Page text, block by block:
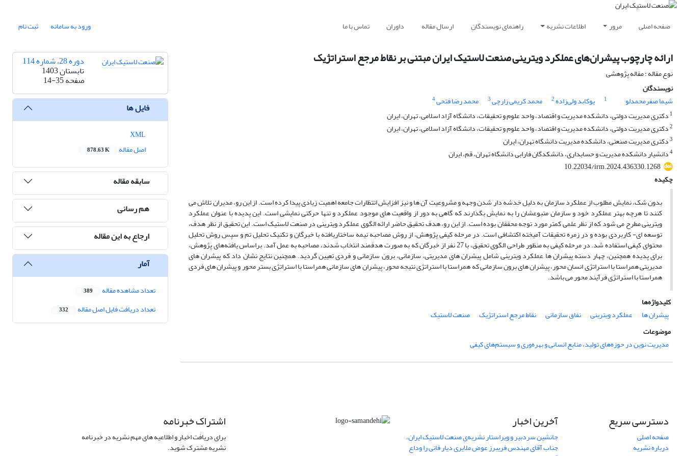
صفحه اصلی مرور اطلاعات نشریه راهنمای نویسندگان ارسال مقاله داوران تماس با ما ورود به سامانه ثبت نام
ارائه چارچوب پیشران‌های عملکرد ویترینی صنعت لاستیک ایران مبتنی بر نقاط مرجع استراتژیک
نوع مقاله : مقاله پژوهشی
نویسندگان
شیما صفرمحمدلو
1 یوکابد ولی‌زاده2 محمد کریمی زارچی3 محمد رضا فتحی4
1 دکتری مدیریت دولتی، ‌دانشکده مدیریت و اقتصاد، واحد علوم و تحقیقات، ‌دانشگاه آزاد اسلامی، تهران، ایران
2دکتری مدیریت دولتی، دانشکده مدیریت و اقتصاد، واحد علوم و تحقیقات، دانشگاه آزاد اسلامی، تهران، ایران
3دکتری مدیریت صنعتی، دانشکده مدیریت دانشگاه تهران، ایران
4دانشیار دانشکده مدیریت و حسابداری، دانشکدگان فارابی دانشگاه تهران، قم، ایران
10.22034/irm.2024.436330.1268
چکیده
بدون شک، نمایش مطلوب از عملکرد سازمان به دلیل خدشه دار شدن وجهه و مشروعیت آن ها و نیز افزایش اتتظارات جامعه اهمیت زیادی پیدا کرده است. از این رو، مدیران تلاش می
کنند تا هرچه بهتر عملکرد خود و سازمان متبوعشان را به نمایش بگذارند که گاهی به دور از واقعیت های موجود عملکرد و تنها حرکتی نمایشی است. این پدیده با عنوان عملکرد
ویترینی مطرح می شود که از نظر علمی کمتر مورد توجه محققان بوده است. از این رو، هدف تحقیق حاضر ارائه الگوی عملکرد ویترینی در صنعت لاستیک است. این تحقیق از نظر هدف،
توسعه ای- کاربردی بوده و در زمره تحقیقات آمیخته اکتشافی است. در مرحله کیفی پژوهش، از روش مصاحبه نیمه ساختاریافته با خبرگان و تکنیک تحلیل تم و سپس روش تحلیل
محتوای کیفی استفاده شد. در مرحله کیفی به منظور طراحی الگوی تحقیق، با 27 نفر از خبرگان که به صورت هدفمند انتخاب شدند، مصاحبه به عمل آمد. براساس یافته‌های پژوهش،
برای پدیده همچنین، چهار دسته پیشران ها عملکرد ویترینی شامل پیشران های مدیریتی، سازمانی، برون سازمانی و فردی تعیین گردید. همچنین نتایج نشان داد که پیشران های
مدیریتی همراستا با استراتژی انسان محور، پیشران های برون سازمانی که همراستا با استراتژی نتیجه محور، پیشران های سازمانی همراستا با استراتژی بستر محور و پیشران های فردی
همراستا با استراتژی فرآیند محور می باشد.
کلیدواژه‌ها
پیشران ها
عملکرد ویترینی نفاق سازمانی نقاط مرجع استراتژیک
صنعت لاستیک
موضوعات
مدیریت نوین در حوزه‌های تولید، منابع انسانی و بهره‌وری و سیستم‌های کیفی
دوره 28، شماره 114
تابستان 1403
صفحه14-35
فایل ها
اصل مقاله
878.63 K
سابقه مقاله
هم رسانی
ارجاع به این مقاله
آمار
تعداد مشاهده مقاله 389
تعداد دریافت فایل اصل مقاله 332
دسترسی سریع
صفحه اصلی
درباره نشریه
آخرین اخبار
جانشین سردبیر و ویراستار نشریه‌ی صنعت لاستیک ایران،
جناب آقای مهندس فریبرز عوض ملایری دیار فانی را وداع
اشتراک خبرنامه
برای دریافت اخبار و اطلاعیه های مهم نشریه در خبرنامه
نشریه مشترک شوید.